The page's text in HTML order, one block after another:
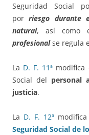
Seguridad Social
porriesgo durante
natural, así como
profesionalse regula
La D. F. 11ª modifica
Social del personal
justicia.
La D. F. 12ª
Seguridad Social de